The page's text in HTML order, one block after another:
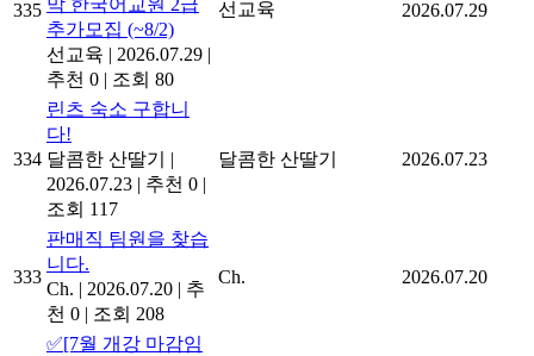
335
추가모집 (~8/2)
선교육 | 2026.07.29 |
추천 0 | 조회 80
선교육 2026.07.29
334
린츠 숙소 구합니
다!
달콤한 산딸기
|
2026.07.23 | 추천 0 |
조회 117
달콤한 산딸기 2026.07.23
333
판매직 팀원을 찾습
니다.
Ch. | 2026.07.20 | 추
천 0 | 조회 208
Ch. 2026.07.20
✅[7월 개강 마감임